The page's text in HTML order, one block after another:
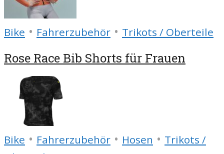
Bike • Fahrerzubehör • Trikots / Oberteile
Rose Race Bib Shorts für Frauen
Bike • Fahrerzubehör • Hosen • Trikots /